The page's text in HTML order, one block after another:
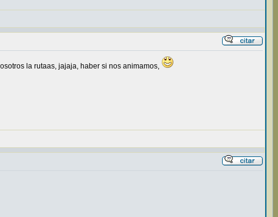
la rutaas, jajaja, haber si nos animamos,